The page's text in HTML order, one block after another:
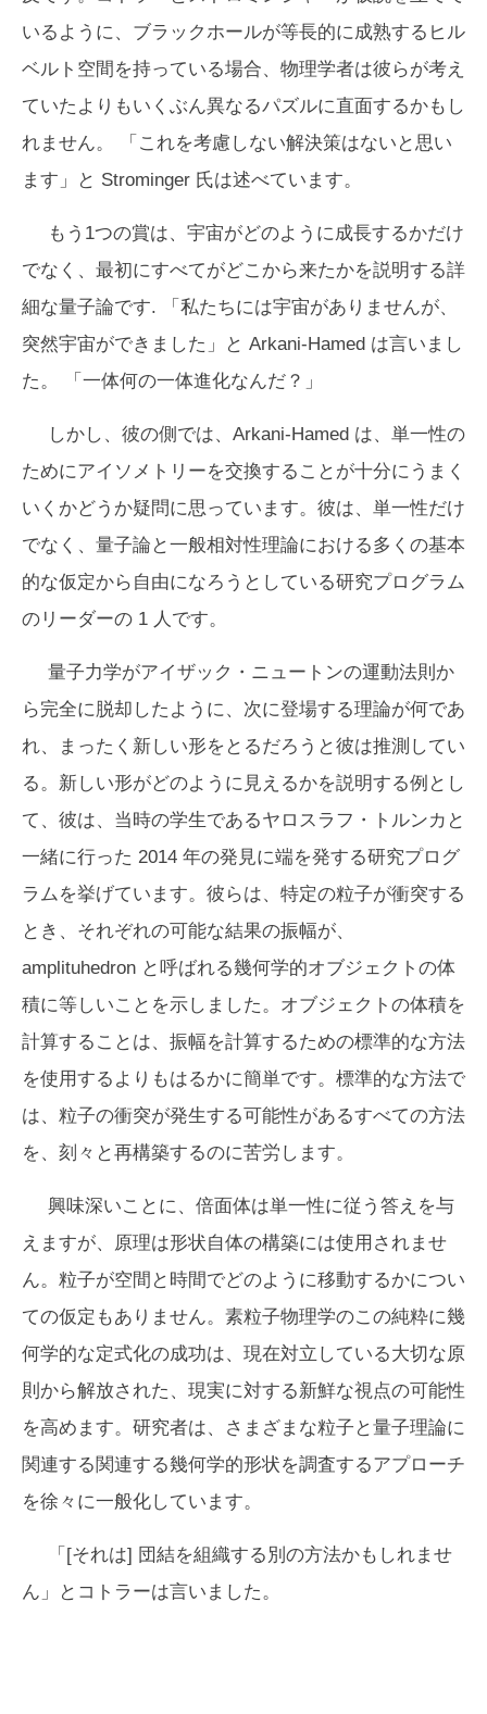
いるように、ブラックホールが等長的に成熟するヒル
ベルト空間を持っている場合、物理学者は彼らが考え
ていたよりもいくぶん異なるパズルに直面するかもし
れません。 「これを考慮しない解決策はないと思い
ます」と Strominger 氏は述べています。
もう1つの賞は、宇宙がどのように成長するかだけ
でなく、最初にすべてがどこから来たかを説明する詳
細な量子論です. 「私たちには宇宙がありませんが、
突然宇宙ができました」と Arkani-Hamed は言いまし
た。 「一体何の一体進化なんだ？」
しかし、彼の側では、Arkani-Hamed は、単一性の
ためにアイソメトリーを交換することが十分にうまく
いくかどうか疑問に思っています。彼は、単一性だけ
でなく、量子論と一般相対性理論における多くの基本
的な仮定から自由になろうとしている研究プログラム
のリーダーの 1 人です。
量子力学がアイザック・ニュートンの運動法則か
ら完全に脱却したように、次に登場する理論が何であ
れ、まったく新しい形をとるだろうと彼は推測してい
る。新しい形がどのように見えるかを説明する例とし
て、彼は、当時の学生であるヤロスラフ・トルンカと
一緒に行った 2014 年の発見に端を発する研究プログ
ラムを挙げています。彼らは、特定の粒子が衝突する
とき、それぞれの可能な結果の振幅が、
amplituhedron と呼ばれる幾何学的オブジェクトの体
積に等しいことを示しました。オブジェクトの体積を
計算することは、振幅を計算するための標準的な方法
を使用するよりもはるかに簡単です。標準的な方法で
は、粒子の衝突が発生する可能性があるすべての方法
を、刻々と再構築するのに苦労します。
興味深いことに、倍面体は単一性に従う答えを与
えますが、原理は形状自体の構築には使用されませ
ん。粒子が空間と時間でどのように移動するかについ
ての仮定もありません。素粒子物理学のこの純粋に幾
何学的な定式化の成功は、現在対立している大切​​な原
則から解放された、現実に対する新鮮な視点の可能性
を高めます。研究者は、さまざまな粒子と量子理論に
関連する関連する幾何学的形状を調査するアプローチ
を徐々に一般化しています。
「[それは] 団結を組織する別の方法かもしれませ
ん」とコトラーは言いました。